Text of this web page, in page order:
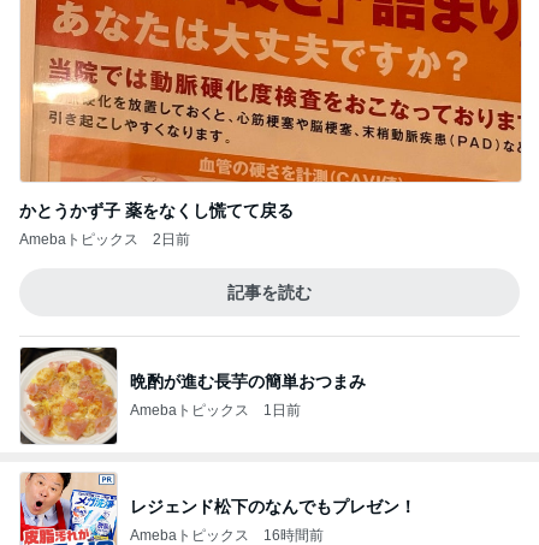
かとうかず子 薬をなくし慌てて戻る
Amebaトピックス 2日前
記事を読む
晩酌が進む長芋の簡単おつまみ
Amebaトピックス 1日前
レジェンド松下のなんでもプレゼン！
Amebaトピックス 16時間前